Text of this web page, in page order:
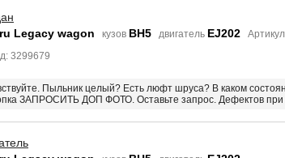
Legacy wagon кузов BH5 двигатель EJ202
3299679
Пыльник целый? Есть люфт шруса? В каком
ЗАПРОСИТЬ ДОП ФОТО. Оставьте запрос. Дефектов